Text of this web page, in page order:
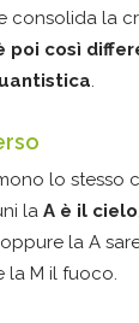
consolida la
poi così
.
lo stesso
la A è il cielo
la A
la M il fuoco.